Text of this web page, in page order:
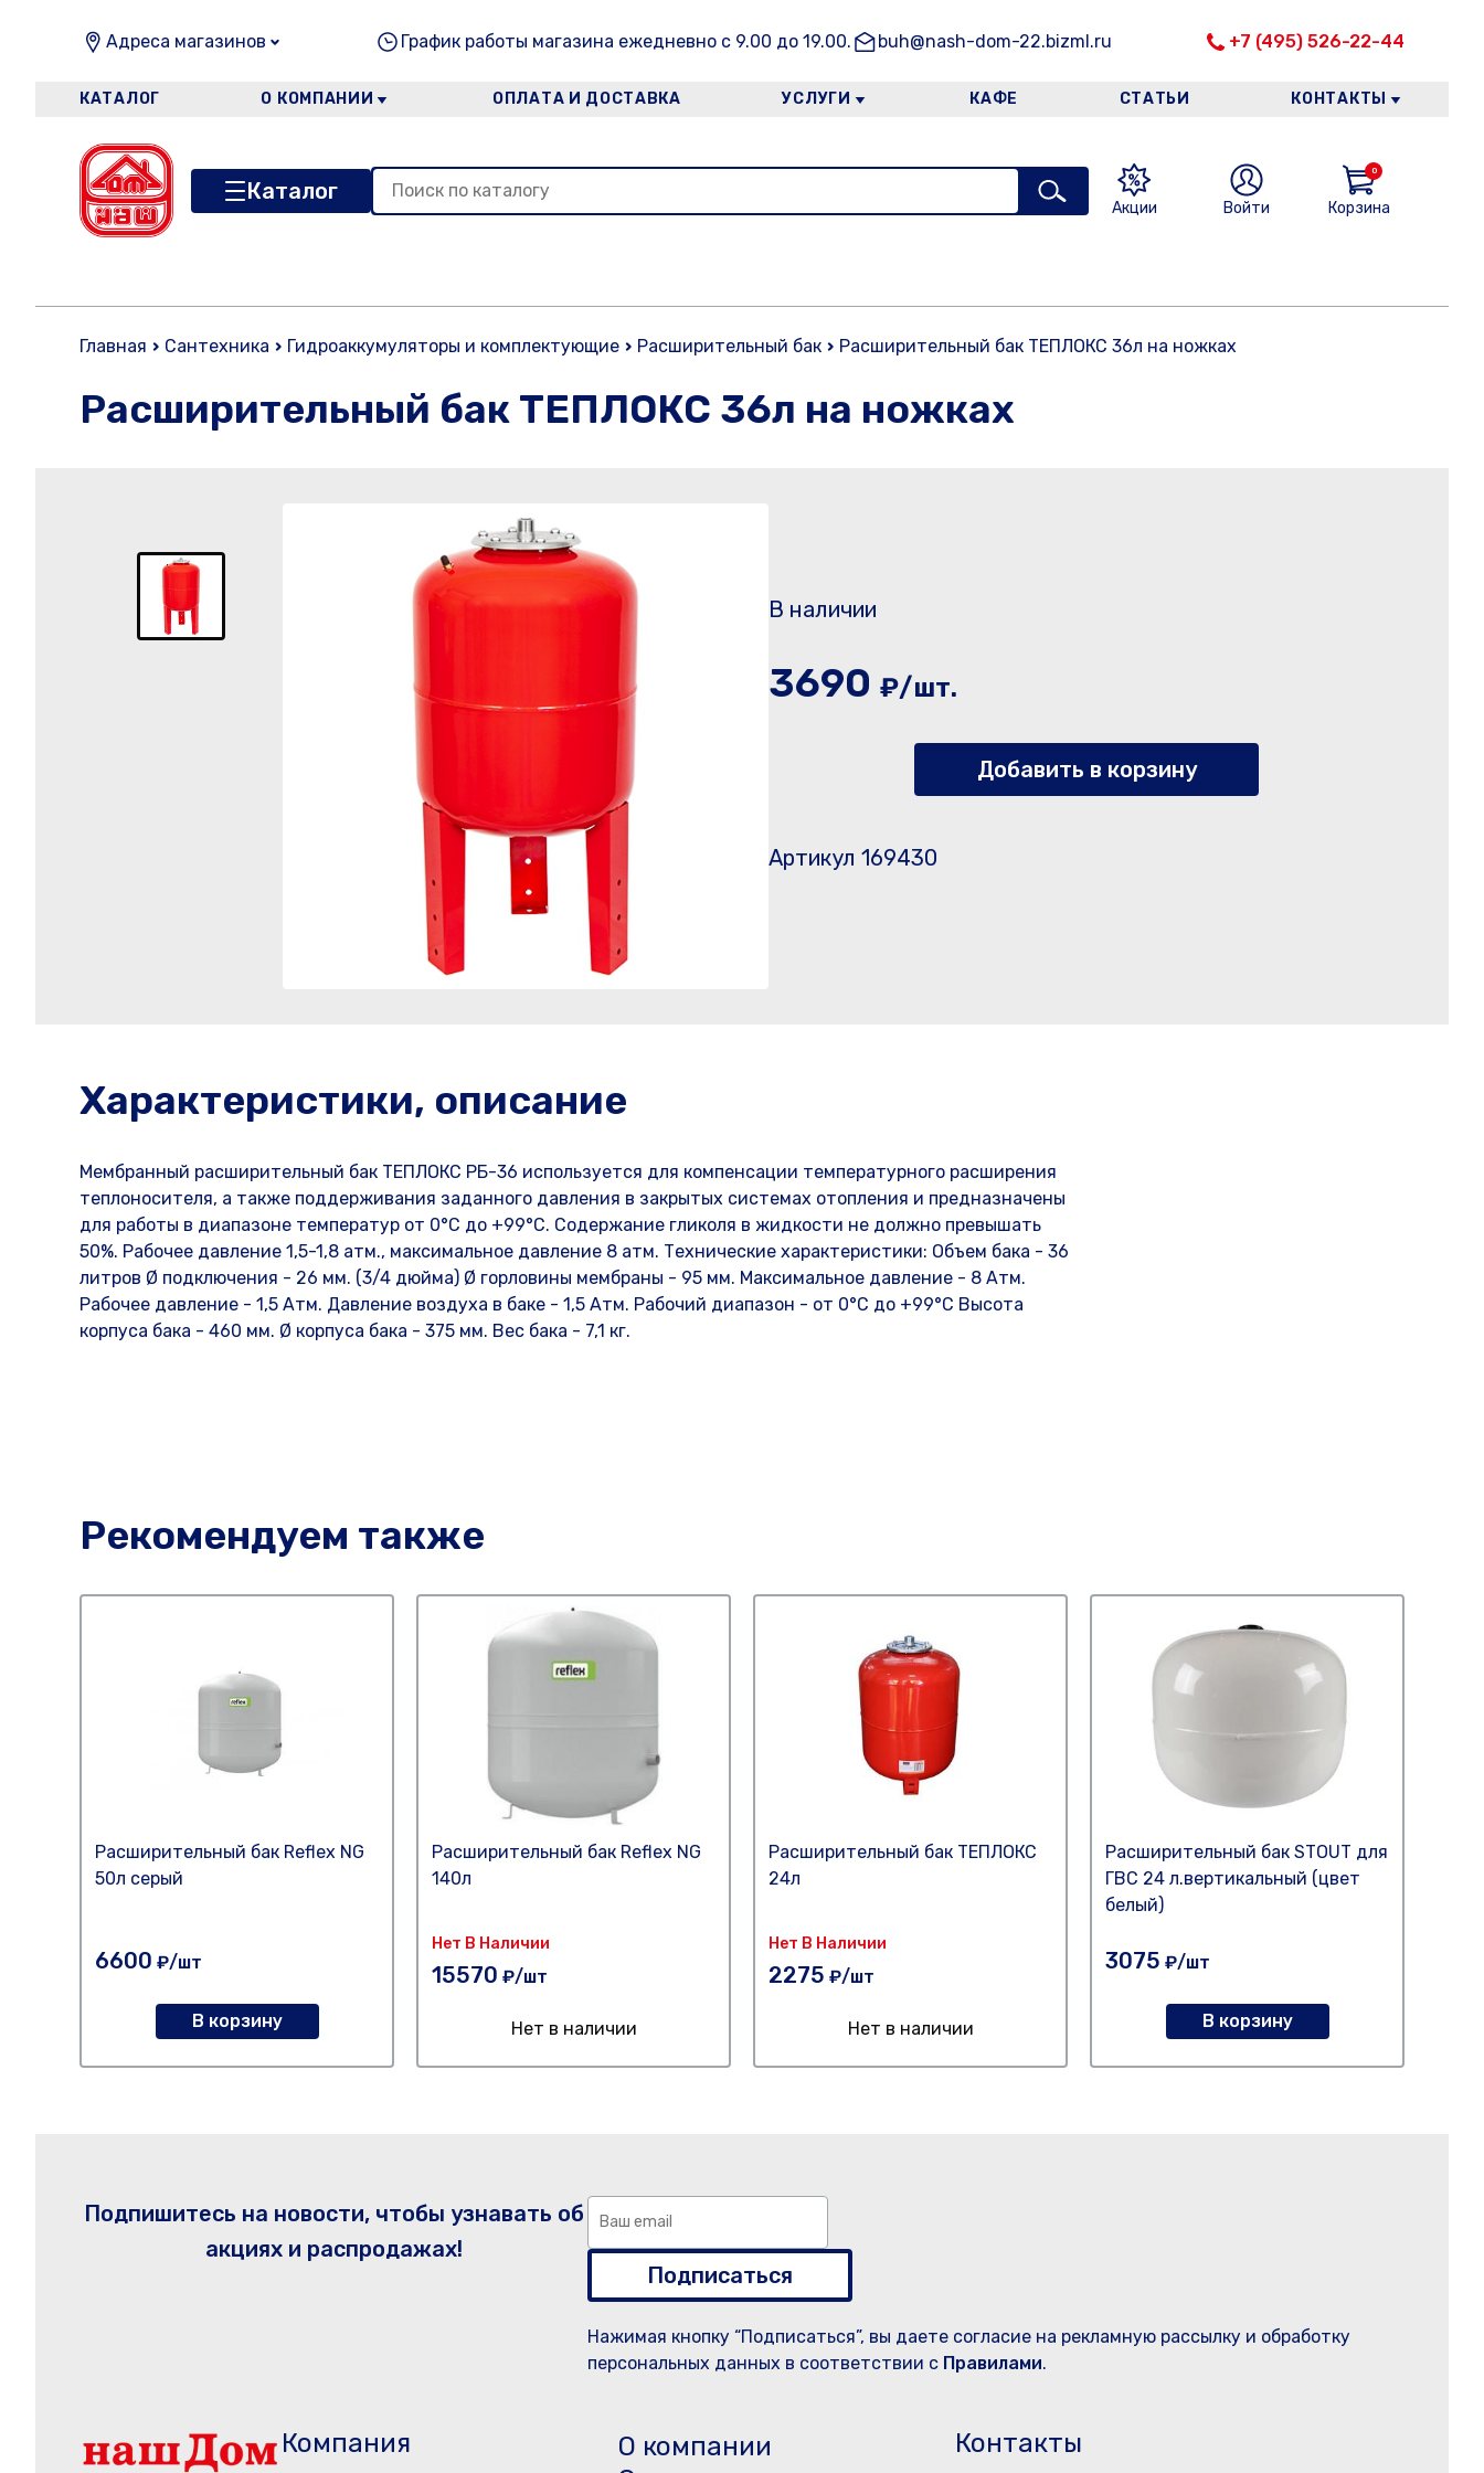
Адреса магазинов График работы магазина ежедневно с 9.00 до 19.00. buh@nash-dom-22.bizml.ru +7 (495) 526-22-44
КАТАЛОГ О КОМПАНИИ ОПЛАТА И ДОСТАВКА УСЛУГИ КАФЕ СТАТЬИ КОНТАКТЫ
Каталог
Акции Войти Корзина
0
Главная Сантехника Гидроаккумуляторы и комплектующие Расширительный бак Расширительный бак ТЕПЛОКС 36л на ножках
Расширительный бак ТЕПЛОКС 36л на ножках
В наличии
3690 ₽/шт.
Добавить в корзину
Артикул 169430
Характеристики, описание
Мембранный расширительный бак ТЕПЛОКС РБ-36 используется для компенсации температурного расширения
теплоносителя, а также поддерживания заданного давления в закрытых системах отопления и предназначены
для работы в диапазоне температур от 0°С до +99°С. Содержание гликоля в жидкости не должно превышать
50%. Рабочее давление 1,5-1,8 атм., максимальное давление 8 атм. Технические характеристики: Объем бака - 36
литров Ø подключения - 26 мм. (3/4 дюйма) Ø горловины мембраны - 95 мм. Максимальное давление - 8 Атм.
Рабочее давление - 1,5 Атм. Давление воздуха в баке - 1,5 Атм. Рабочий диапазон - от 0°С до +99°С Высота
корпуса бака - 460 мм. Ø корпуса бака - 375 мм. Вес бака - 7,1 кг.
Рекомендуем также
Расширительный бак Reflex NG
50л серый
6600 ₽/шт
В корзину
Расширительный бак Reflex NG
140л
Нет В Наличии
15570 ₽/шт
Нет в наличии
Расширительный бак ТЕПЛОКС
24л
Нет В Наличии
2275 ₽/шт
Нет в наличии
Расширительный бак STOUT для
ГВС 24 л.вертикальный (цвет
белый)
3075 ₽/шт
В корзину
Подпишитесь на новости, чтобы узнавать об
акциях и распродажах!
Подписаться
Нажимая кнопку “Подписаться”, вы даете согласие на рекламную рассылку и обработку
персональных данных в соответствии с Правилами.
Компания
О компании
Контакты